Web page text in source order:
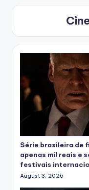
Série brasileira
apenas mil reais e
festivais
August 3, 2026